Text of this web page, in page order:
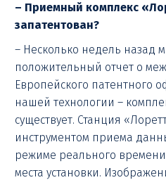
– Приемный комплекс
запатентован?
– Несколько недель назад
положительный отчет о
Европейского патентного
нашей технологии –
существует. Станция
инструментом приема
режиме реального
места установки.